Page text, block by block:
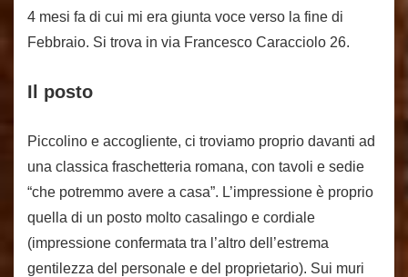
4 mesi fa di cui mi era giunta voce verso la fine di
Febbraio. Si trova in via Francesco Caracciolo 26.
Il posto
Piccolino e accogliente, ci troviamo proprio davanti ad
una classica fraschetteria romana, con tavoli e sedie
“che potremmo avere a casa”. L’impressione è proprio
quella di un posto molto casalingo e cordiale
(impressione confermata tra l’altro dell’estrema
gentilezza del personale e del proprietario). Sui muri